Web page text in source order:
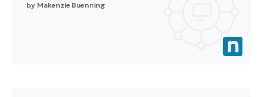
by Makenzie Buenning